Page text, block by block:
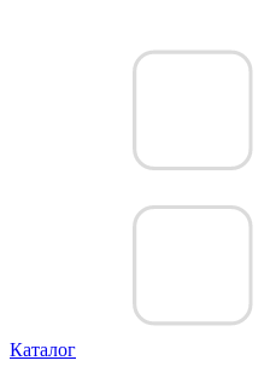
Каталог